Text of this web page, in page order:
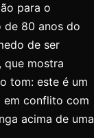
para o
de 80 anos do
de ser
que mostra
tom: este é um
em conflito com
acima de uma